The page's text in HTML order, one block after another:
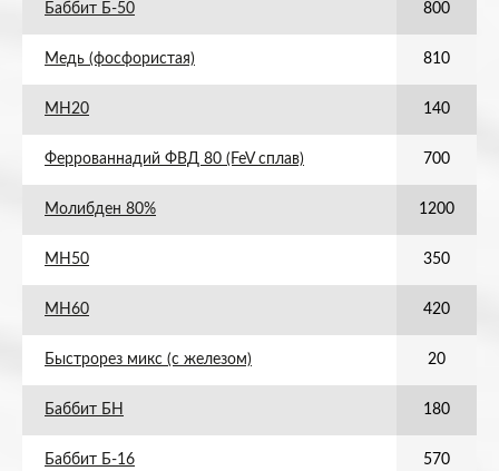
Баббит Б-50 800
Медь (фосфористая) 810
МН20 140
Феррованнадий ФВД 80 (FeV сплав) 700
Молибден 80% 1200
МН50 350
МН60 420
Быстрорез микс (с железом) 20
Баббит БН 180
Баббит Б-16 570